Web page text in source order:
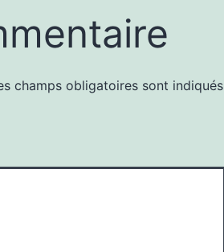
champs obligatoires sont indiqués